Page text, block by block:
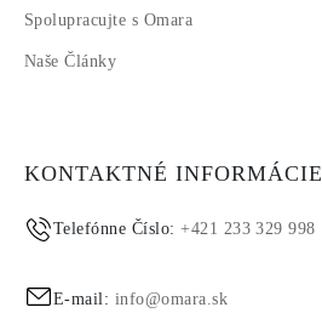
Spolupracujte s Omara
Naše Články
KONTAKTNÉ INFORMÁCIE
Telefónne Číslo:+421 233 329 998
E-mail: info@omara.sk